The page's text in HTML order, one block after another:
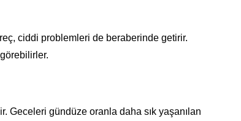
ciddi problemleri de beraberinde getirir.
görebilirler.
Geceleri gündüze oranla daha sık yaşanılan